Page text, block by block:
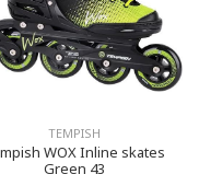
TEMPISH
WOX Inline skates
Green 43